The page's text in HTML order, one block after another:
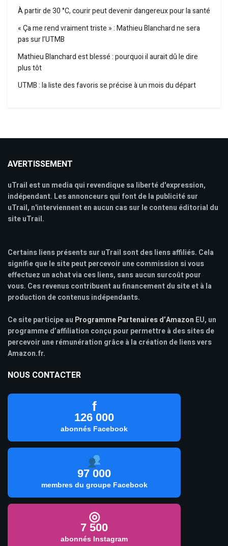
À partir de 30 °C, courir peut devenir dangereux pour la santé
« Ça me rend vraiment triste » : Mathieu Blanchard ne sera
pas sur l’UTMB
Mathieu Blanchard est blessé : pourquoi il aurait dû le dire
plus tôt
UTMB : la liste des favoris se précise à un mois du départ
AVERTISSEMENT
uTrail est un media qui revendique sa liberté d'expression,
indépendant. Les annonceurs qui font de la publicité sur
uTrail, n'interviennent en aucun cas sur le contenu éditorial du
site uTrail.
Certains liens présents sur uTrail sont des liens affiliés. Cela
signifie que le site peut percevoir une commission si vous
effectuez un achat via ces liens, sans aucun surcoût pour
vous. Ces revenus contribuent au financement du site et à la
production de contenus indépendants.
Ce site participe au Programme Partenaires d’Amazon EU, un
programme d’affiliation conçu pour permettre à des sites de
percevoir une rémunération grâce à la création de liens vers
Amazon.fr.
NOUS CONTACTER
f
126 000
abonnés Facebook
97 000
membres du groupe Facebook
◎
7 500
abonnés Instagram